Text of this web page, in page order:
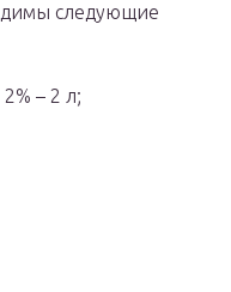
следующие
– 2 л;